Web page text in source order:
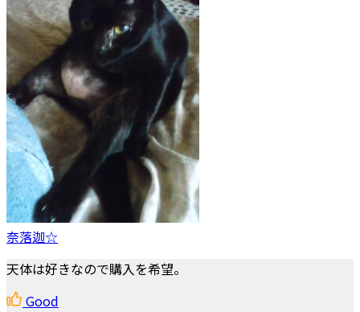
奈落迦☆
天体は好きなので購入を希望。
Good